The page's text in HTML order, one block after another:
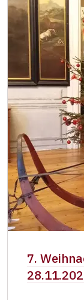
7.